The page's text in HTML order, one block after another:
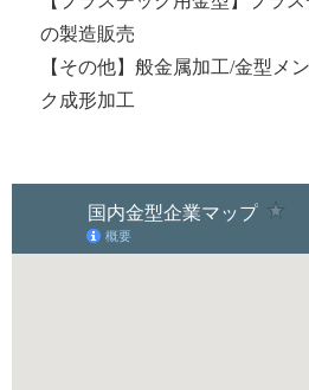
の製造販売
【その他】般金属加工/金型メ
ク成形加工